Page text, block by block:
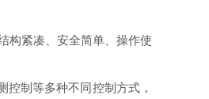
构紧凑、安全简单、操作使
制等多种不同控制方式，